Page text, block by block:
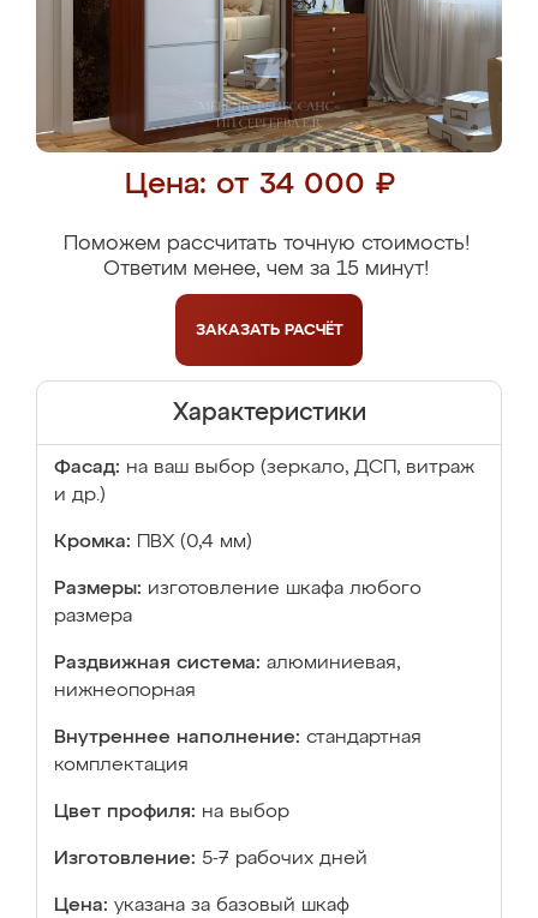
Цена: от 34 000 ₽
Поможем рассчитать точную стоимость!
Ответим менее, чем за 15 минут!
ЗАКАЗАТЬ РАСЧЁТ
Характеристики
Фасад: на ваш выбор (зеркало, ДСП, витраж
и др.)
Кромка: ПВХ (0,4 мм)
Размеры: изготовление шкафа любого
размера
Раздвижная система: алюминиевая,
нижнеопорная
Внутреннее наполнение: стандартная
комплектация
Цвет профиля: на выбор
Изготовление: 5-7 рабочих дней
Цена: указана за базовый шкаф